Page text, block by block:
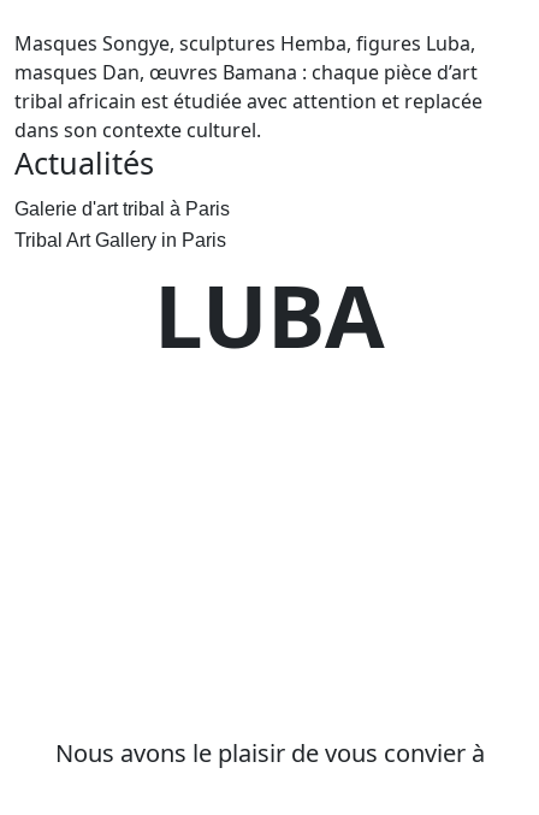
Masques Songye, sculptures Hemba, figures Luba,
masques Dan, œuvres Bamana : chaque pièce d’art
tribal africain est étudiée avec attention et replacée
dans son contexte culturel.
Actualités
Galerie d'art tribal à Paris
Tribal Art Gallery in Paris
LUBA
Nous avons le plaisir de vous convier à